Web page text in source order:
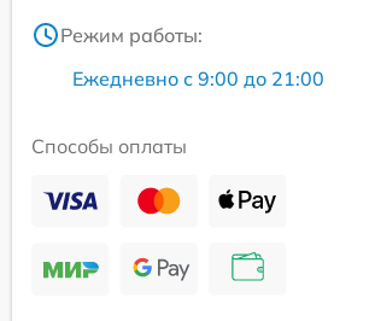
Режим работы:
Ежедневно с 9:00 до 21:00
Способы оплаты